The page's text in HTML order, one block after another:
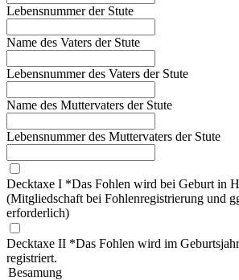
Lebensnummer der Stute
Name des Vaters der Stute
Lebensnummer des Vaters der Stute
Name des Muttervaters der Stute
Lebensnummer des Muttervaters der Stute
Decktaxe I *Das Fohlen wird bei Geburt in
(Mitgliedschaft bei Fohlenregistrierung und
erforderlich)
Decktaxe II *Das Fohlen wird im
registriert.
Besamung